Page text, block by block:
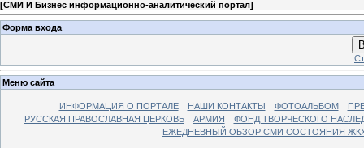
[СМИ И Бизнес информационно-аналитический портал]
Форма входа
Меню сайта
ИНФОРМАЦИЯ О ПОРТАЛЕ НАШИ КОНТАКТЫ ФОТОАЛЬБОМ
РУССКАЯ ПРАВОСЛАВНАЯ ЦЕРКОВЬ
АРМИЯ
ФОНД ТВОРЧЕСКОГО
ЕЖЕДНЕВНЫЙ ОБЗОР СМИ СОСТОЯНИЯ